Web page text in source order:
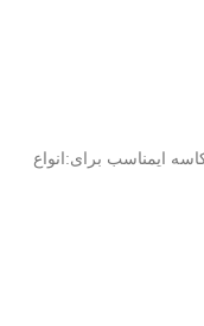
کاسه ایمناسب برای:انواع